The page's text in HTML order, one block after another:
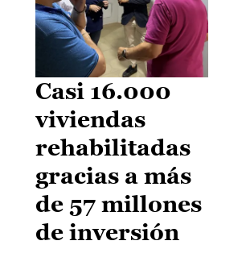
Casi 16.000
viviendas
rehabilitadas
gracias a más
de 57 millones
de inversión